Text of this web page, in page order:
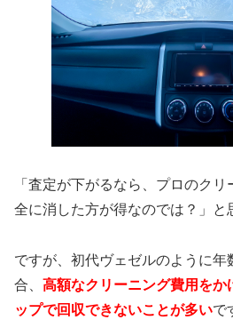
「査定が下がるなら、プロのク
全に消した方が得なのでは？」と
ですが、初代ヴェゼルのように年
合、 高額なクリーニング費用をか
ップで回収できないことが多いで